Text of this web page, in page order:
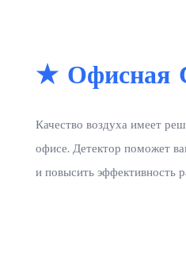
★ Офисная
Качество воздуха имеет
офисе. Детектор поможет
и повысить эффективность